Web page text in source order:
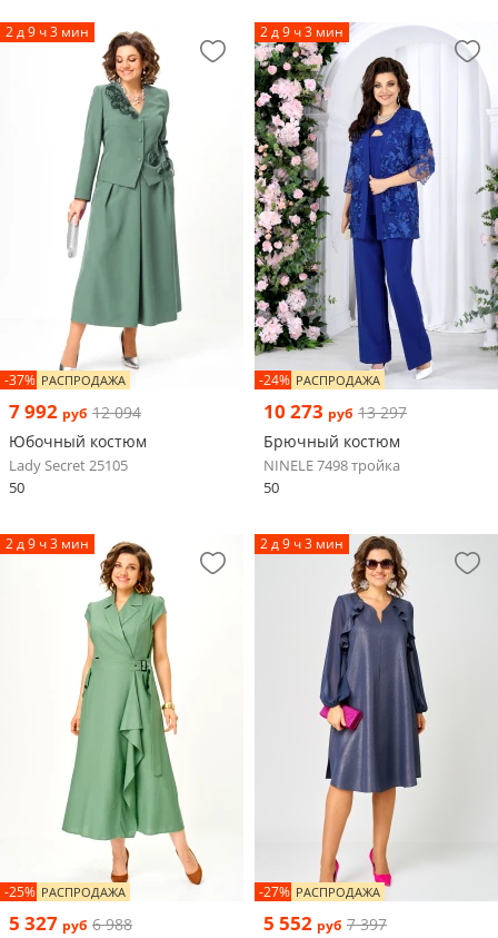
2 д 9 ч 3 мин
-37% РАСПРОДАЖА
7 992 руб 12 094
Юбочный костюм
Lady Secret 25105
50
2 д 9 ч 3 мин
-24% РАСПРОДАЖА
10 273 руб 13 297
Брючный костюм
NINELE 7498 тройка
50
2 д 9 ч 3 мин
-25% РАСПРОДАЖА
5 327 руб 6 988
2 д 9 ч 3 мин
-27% РАСПРОДАЖА
5 552 руб 7 397